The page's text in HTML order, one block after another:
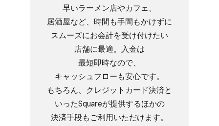
早い​ラーメン店や​カフェ、​
居酒屋など、​時間も​手間も​かけずに​
スムーズに​お会計を​受け付けたい​
店舗に​最適。​入金は​
最短即時なので、​
キャッシュフローも​安心です。​
もちろん、​クレジットカード決済と​
いった​Squareが​提供する​ほかの​
決済手段も​ご利用いただけます。​